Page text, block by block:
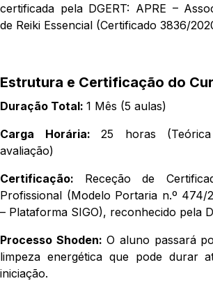
certificada pela DGERT: APRE –
de Reiki Essencial (Certificado 3836/
Estrutura e Certificação do
Duração Total: 1 Mês (5 aulas)
Carga Horária:25 horas
avaliação)
Certificação: Receção de
Profissional (Modelo Portaria n.º 474/
– Plataforma SIGO), reconhecido pela
Processo Shoden: O aluno passará
limpeza energética que pode durar
iniciação.